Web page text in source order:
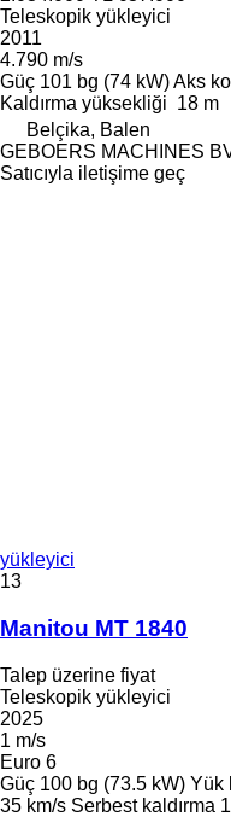
Teleskopik yükleyici
2011
4.790 m/s
Güç 101 bg (74 kW)Aks
Kaldırma yüksekliği 18 m
Belçika, Balen
GEBOERS MACHINES
Satıcıyla iletişime geç
yükleyici
13
Manitou MT 1840
Talep üzerine fiyat
Teleskopik yükleyici
2025
1 m/s
Euro 6
Güç 100 bg (73.5 kW) Yük
35 km/s Serbest kaldırma